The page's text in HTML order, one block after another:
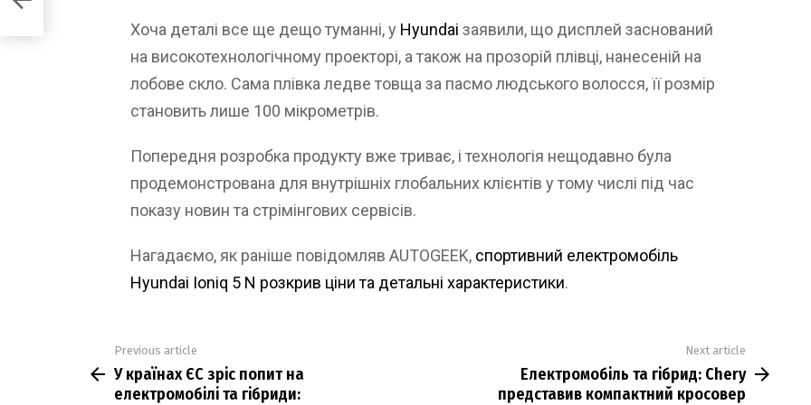
Хоча деталі все ще дещо туманні, у Hyundai заявили, що дисплей заснований
на високотехнологічному проекторі, а також на прозорій плівці, нанесеній на
лобове скло. Сама плівка ледве товща за пасмо людського волосся, її розмір
становить лише 100 мікрометрів.
Попередня розробка продукту вже триває, і технологія нещодавно була
продемонстрована для внутрішніх глобальних клієнтів у тому числі під час
показу новин та стрімінгових сервісів.
Нагадаємо, як раніше повідомляв AUTOGEEK, спортивний електромобіль
Hyundai Ioniq 5 N розкрив ціни та детальні характеристики.
more
Previous article
У країнах ЄС зріс попит на
електромобілі та гібриди:
Next article
Електромобіль та гібрид: Chery
представив компактний кросовер